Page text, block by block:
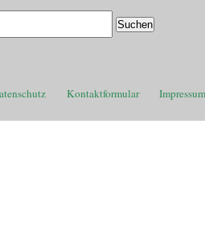
Kontaktformular Impressum